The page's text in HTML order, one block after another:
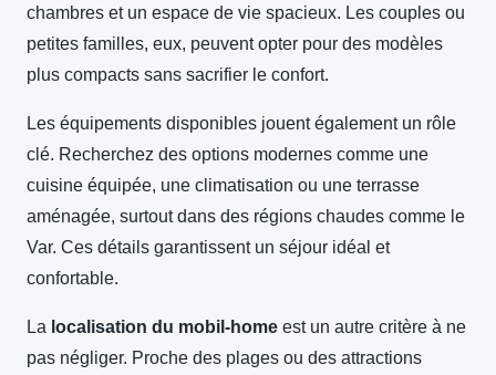
chambres et un espace de vie spacieux. Les couples ou
petites familles, eux, peuvent opter pour des modèles
plus compacts sans sacrifier le confort.
Les équipements disponibles jouent également un rôle
clé. Recherchez des options modernes comme une
cuisine équipée, une climatisation ou une terrasse
aménagée, surtout dans des régions chaudes comme le
Var. Ces détails garantissent un séjour idéal et
confortable.
La localisation du mobil-home est un autre critère à ne
pas négliger. Proche des plages ou des attractions